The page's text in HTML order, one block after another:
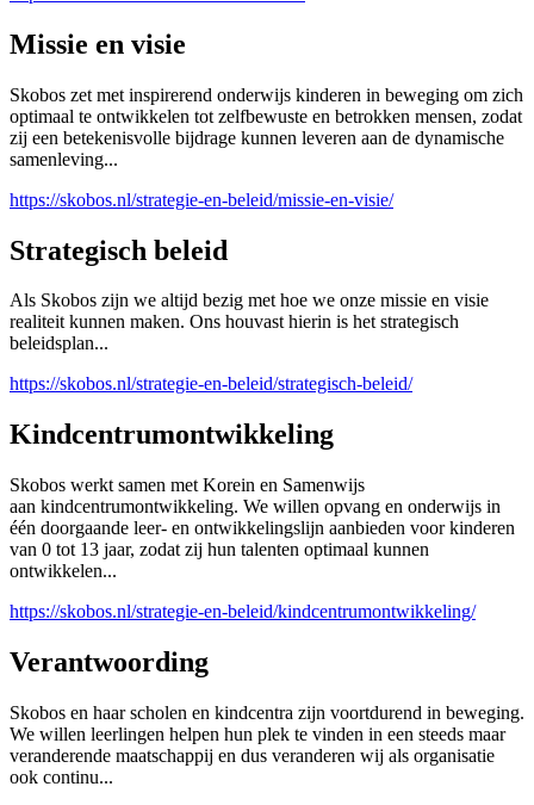
Missie en visie
Skobos zet met inspirerend onderwijs kinderen in beweging om zich
optimaal te ontwikkelen tot zelfbewuste en betrokken mensen, zodat
zij een betekenisvolle bijdrage kunnen leveren aan de dynamische
samenleving...
https://skobos.nl/strategie-en-beleid/missie-en-visie/
Strategisch beleid
Als Skobos zijn we altijd bezig met hoe we onze missie en visie
realiteit kunnen maken. Ons houvast hierin is het strategisch
beleidsplan...
https://skobos.nl/strategie-en-beleid/strategisch-beleid/
Kindcentrumontwikkeling
Skobos werkt samen met Korein en Samenwijs
aan kindcentrumontwikkeling. We willen opvang en onderwijs in
één doorgaande leer- en ontwikkelingslijn aanbieden voor kinderen
van 0 tot 13 jaar, zodat zij hun talenten optimaal kunnen
ontwikkelen...
https://skobos.nl/strategie-en-beleid/kindcentrumontwikkeling/
Verantwoording
Skobos en haar scholen en kindcentra zijn voortdurend in beweging.
We willen leerlingen helpen hun plek te vinden in een steeds maar
veranderende maatschappij en dus veranderen wij als organisatie
ook continu...